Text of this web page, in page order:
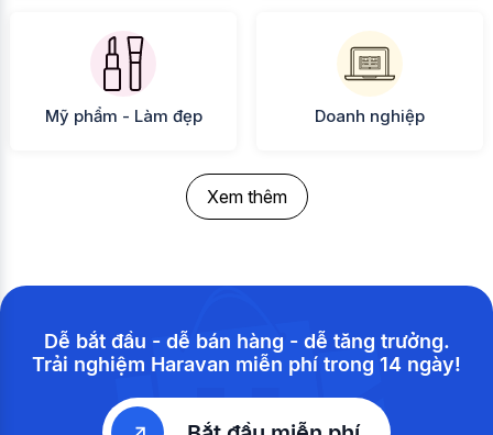
Mỹ phẩm - Làm đẹp Doanh nghiệp
Xem thêm
Dễ bắt đầu - dễ bán hàng - dễ tăng trưởng.
Trải nghiệm Haravan miễn phí trong 14 ngày!